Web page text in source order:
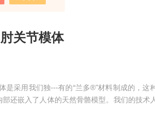
关节模体
是采用我们独---有的“兰多®"材料制成的，这
还嵌入了人体的天然骨骼模型。我们的技术